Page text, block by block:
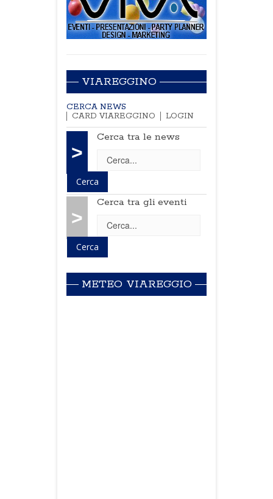
VIAREGGINO
CERCA NEWS
CARD VIAREGGINO
LOGIN
>
Cerca tra le news
>
Cerca tra gli eventi
METEO VIAREGGIO